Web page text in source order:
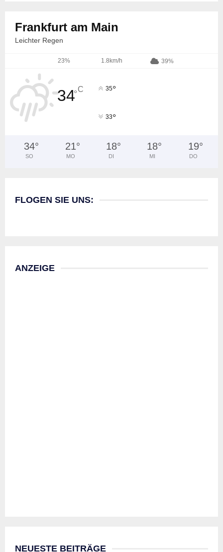
Frankfurt am Main
Leichter Regen
23% 1.8km/h 39%
34°C 35°
33°
34°
SO
21°
MO
18°
DI
18°
MI
19°
DO
FLOGEN SIE UNS:
ANZEIGE
NEUESTE BEITRÄGE